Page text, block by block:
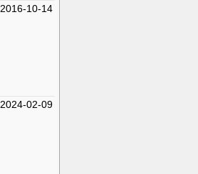
2016-10-14
2024-02-09